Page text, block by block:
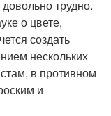
трудно.
о цвете,
создать
нескольких
в противном
и